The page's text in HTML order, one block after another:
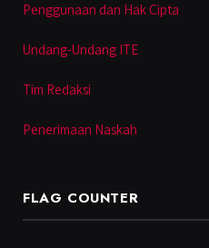
Penggunaan dan Hak Cipta
Undang-Undang ITE
Tim Redaksi
Penerimaan Naskah
FLAG COUNTER